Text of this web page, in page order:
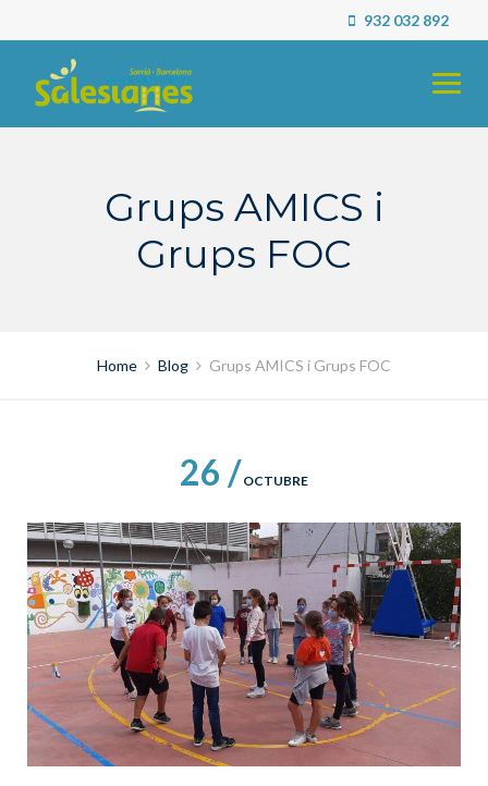
to
932 032 892
Grups AMICS i
Grups FOC
Home Blog Grups AMICS i Grups FOC
26 / OCTUBRE